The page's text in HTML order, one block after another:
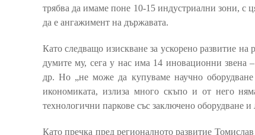
трябва да имаме поне 10-15 индустриални зони, с
да е ангажимент на държавата.
Като следващо изискване за ускорено развитие
думите му, сега у нас има 14 иновационни звена
др. Но „не може да купуваме научно
икономиката, излиза много скъпо и от него
технологични паркове със заключено оборудване
Като пречка пред регионалното развитие